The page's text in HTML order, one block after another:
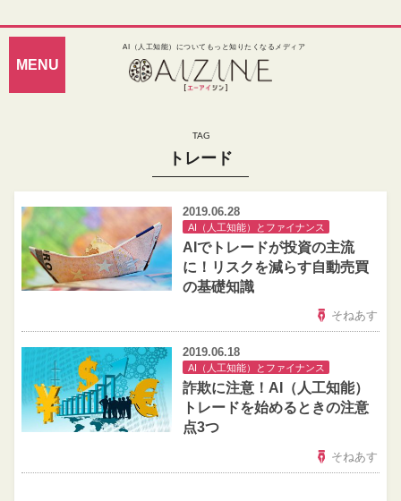
AI（人工知能）についてもっと知りたくなるメディア
トレード
2019.06.28
AI（人工知能）とファイナンス
AIでトレードが投資の主流
に！リスクを減らす自動売買
の基礎知識
そねあす
2019.06.18
AI（人工知能）とファイナンス
詐欺に注意！AI（人工知能）
トレードを始めるときの注意
点3つ
そねあす